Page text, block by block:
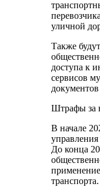
уличной
Также
доступа к
сервисов
Штрафы за
В начале
До конца
транспорта.